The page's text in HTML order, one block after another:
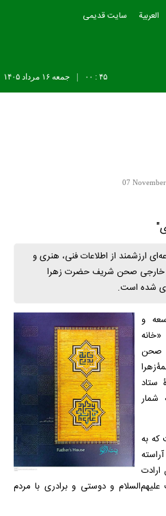
العربیة سایت قدیمی
جمعه ۱۶ مرداد ۱۴۰۵ ۴۵ : ۰۰
07
ارزشمند از اطلاعات فنی، هنری و
خارجی صحن شریف حضرت زهرا
شده است.
و
«خانه
صحن
ستاد
شمار
به
و دوستی و برادری با مردم